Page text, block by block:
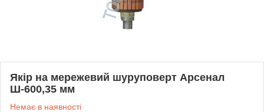
Якір на мережевий шуруповерт Арсенал
Ш-600,35 мм
Немає в наявності